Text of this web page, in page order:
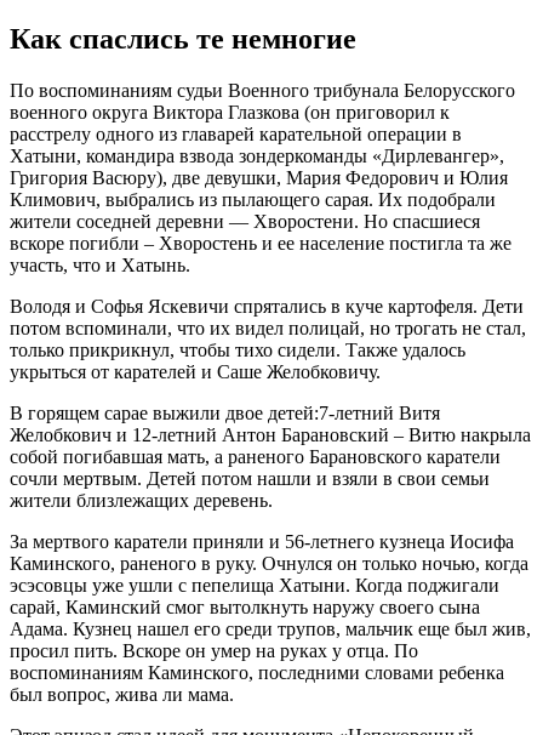
Как спаслись те немногие
По воспоминаниям судьи Военного трибунала Белорусского
военного округа Виктора Глазкова (он приговорил к
расстрелу одного из главарей карательной операции в
Хатыни, командира взвода зондеркоманды «Дирлевангер»,
Григория Васюру), две девушки, Мария Федорович и Юлия
Климович, выбрались из пылающего сарая. Их подобрали
жители соседней деревни — Хворостени. Но спасшиеся
вскоре погибли – Хворостень и ее население постигла та же
участь, что и Хатынь.
Володя и Софья Яскевичи спрятались в куче картофеля. Дети
потом вспоминали, что их видел полицай, но трогать не стал,
только прикрикнул, чтобы тихо сидели. Также удалось
укрыться от карателей и Саше Желобковичу.
В горящем сарае выжили двое детей:7-летний Витя
Желобкович и 12-летний Антон Барановский – Витю накрыла
собой погибавшая мать, а раненого Барановского каратели
сочли мертвым. Детей потом нашли и взяли в свои семьи
жители близлежащих деревень.
За мертвого каратели приняли и 56-летнего кузнеца Иосифа
Каминского, раненого в руку. Очнулся он только ночью, когда
эсэсовцы уже ушли с пепелища Хатыни. Когда поджигали
сарай, Каминский смог вытолкнуть наружу своего сына
Адама. Кузнец нашел его среди трупов, мальчик еще был жив,
просил пить. Вскоре он умер на руках у отца. По
воспоминаниям Каминского, последними словами ребенка
был вопрос, жива ли мама.